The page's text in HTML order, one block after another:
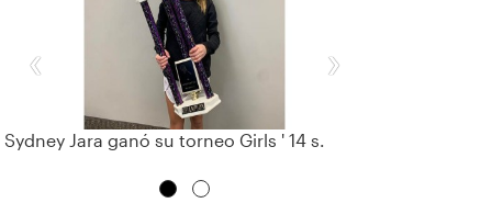
‹
Sydney Jara ganó su torneo Girls ' 14 s.
›